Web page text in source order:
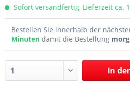
Sofort versandfertig, Lieferzeit ca.
Bestellen Sie innerhalb der
Minuten damit die Bestellung
In